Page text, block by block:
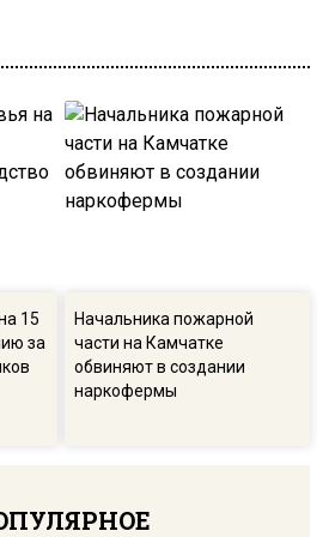
15
за
Начальника пожарной
части на Камчатке
обвиняют в создании
наркофермы